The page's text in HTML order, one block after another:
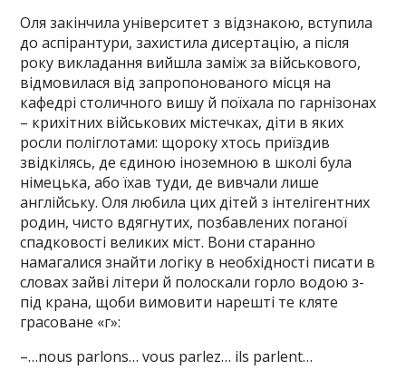
Оля закінчила університет з відзнакою, вступила
до аспірантури, захистила дисертацію, а після
року викладання вийшла заміж за військового,
відмовилася від запропонованого місця на
кафедрі столичного вишу й поїхала по гарнізонах
– крихітних військових містечках, діти в яких
росли поліглотами: щороку хтось приїздив
звідкілясь, де єдиною іноземною в школі була
німецька, або їхав туди, де вивчали лише
англійську. Оля любила цих дітей з інтелігентних
родин, чисто вдягнутих, позбавлених поганої
спадковості великих міст. Вони старанно
намагалися знайти логіку в необхідності писати в
словах зайві літери й полоскали горло водою з-
під крана, щоби вимовити нарешті те кляте
грасоване «г»:
–…nous parlons… vous parlez… ils parlent…